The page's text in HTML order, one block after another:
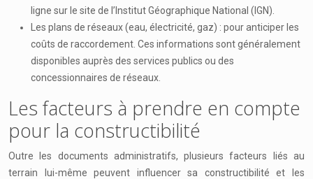
ligne sur le site de l’Institut Géographique National (IGN).
Les plans de réseaux (eau, électricité, gaz) : pour anticiper les
coûts de raccordement. Ces informations sont généralement
disponibles auprès des services publics ou des
concessionnaires de réseaux.
Les facteurs à prendre en compte
pour la constructibilité
Outre les documents administratifs, plusieurs facteurs liés au
terrain lui-même peuvent influencer sa constructibilité et les